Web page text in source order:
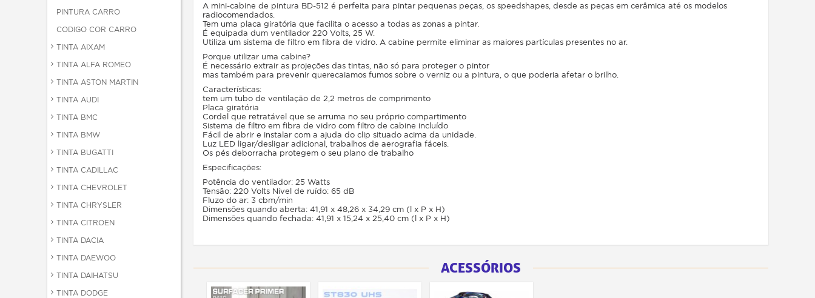
PINTURA CARRO
CODIGO COR CARRO
TINTA AIXAM
TINTA ALFA ROMEO
TINTA ASTON MARTIN
TINTA AUDI
TINTA BMC
TINTA BMW
TINTA BUGATTI
TINTA CADILLAC
TINTA CHEVROLET
TINTA CHRYSLER
TINTA CITROEN
TINTA DACIA
TINTA DAEWOO
TINTA DAIHATSU
TINTA DODGE
A mini-cabine de pintura BD-512 é perfeita para pintar pequenas peças, os speedshapes, desde as peças em cerâmica até os modelos
radiocomendados.
Tem uma placa giratória que facilita o acesso a todas as zonas a pintar.
É equipada dum ventilador 220 Volts, 25 W.
Utiliza um sistema de filtro em fibra de vidro. A cabine permite eliminar as maiores partículas presentes no ar.
Porque utilizar uma cabine?
É necessário extrair as projeções das tintas, não só para proteger o pintor
mas também para prevenir querecaiamos fumos sobre o verniz ou a pintura, o que poderia afetar o brilho.
Características:
tem um tubo de ventilação de 2,2 metros de comprimento
Placa giratória
Cordel que retratável que se arruma no seu próprio compartimento
Sistema de filtro em fibra de vidro com filtro de cabine incluído
Fácil de abrir e instalar com a ajuda do clip situado acima da unidade.
Luz LED ligar/desligar adicional, trabalhos de aerografia fáceis.
Os pés deborracha protegem o seu plano de trabalho
Especificações:
Potência do ventilador: 25 Watts
Tensão: 220 Volts Nível de ruído: 65 dB
Fluzo do ar: 3 cbm/min
Dimensões quando aberta: 41,91 x 48,26 x 34,29 cm (l x P x H)
Dimensões quando fechada: 41,91 x 15,24 x 25,40 cm (l x P x H)
ACESSÓRIOS